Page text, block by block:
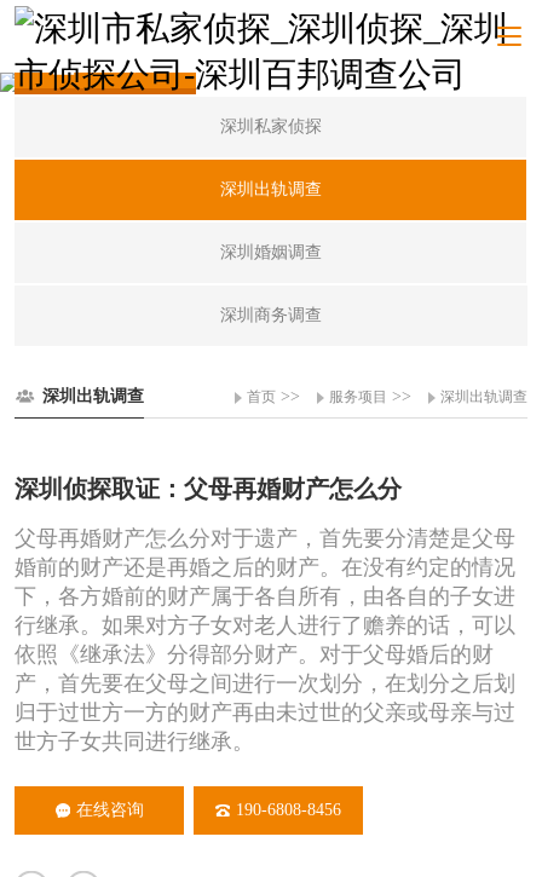
服务项目
深圳私家侦探
深圳出轨调查
深圳婚姻调查
深圳商务调查
深圳出轨调查 首页 >> 服务项目 >> 深圳出轨调查
深圳侦探取证：父母再婚财产怎么分
父母再婚财产怎么分对于遗产，首先要分清楚是父母
婚前的财产还是再婚之后的财产。在没有约定的情况
下，各方婚前的财产属于各自所有，由各自的子女进
行继承。如果对方子女对老人进行了赡养的话，可以
依照《继承法》分得部分财产。对于父母婚后的财
产，首先要在父母之间进行一次划分，在划分之后划
归于过世方一方的财产再由未过世的父亲或母亲与过
世方子女共同进行继承。
在线咨询 190-6808-8456